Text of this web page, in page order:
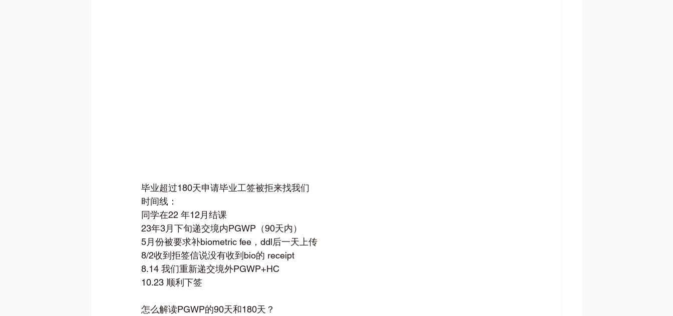
毕业超过180天申请毕业工签被拒来找我们
时间线：
同学在22 年12月结课
23年3月下旬递交境内PGWP（90天内）
5月份被要求补biometric fee，ddl后一天上传
8/2收到拒签信说没有收到bio的 receipt
8.14 我们重新递交境外PGWP+HC
10.23 顺利下签
怎么解读PGWP的90天和180天？